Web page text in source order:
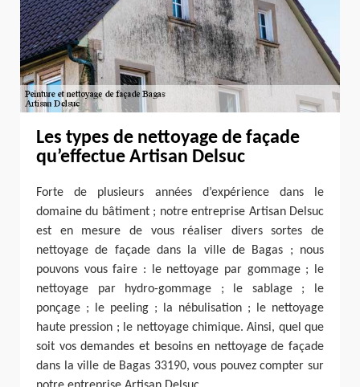
Les types de nettoyage de façade
qu’effectue Artisan Delsuc
Forte de plusieurs années d’expérience dans le
domaine du bâtiment ; notre entreprise Artisan Delsuc
est en mesure de vous réaliser divers sortes de
nettoyage de façade dans la ville de Bagas ; nous
pouvons vous faire : le nettoyage par gommage ; le
nettoyage par hydro-gommage ; le sablage ; le
ponçage ; le peeling ; la nébulisation ; le nettoyage
haute pression ; le nettoyage chimique. Ainsi, quel que
soit vos demandes et besoins en nettoyage de façade
dans la ville de Bagas 33190, vous pouvez compter sur